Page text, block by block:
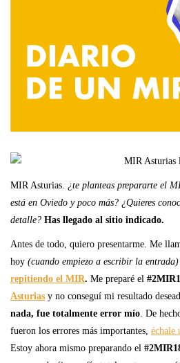
MIR Asturias. ¿te planteas prepararte el
está en Oviedo y poco más? ¿Quieres
detalle? Has llegado al sitio indicado.
Antes de todo, quiero presentarme. Me
hoy (cuando empiezo a escribir la entrada)
repitiendo el MIR. Me preparé el
Asturias y no conseguí mi resultado
nada, fue totalmente error mío. De
fueron los errores más importantes, échale
Estoy ahora mismo preparando el